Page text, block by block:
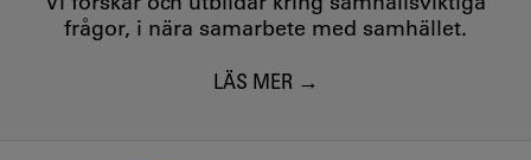
frågor, i nära samarbete med samhället.
LÄS MER